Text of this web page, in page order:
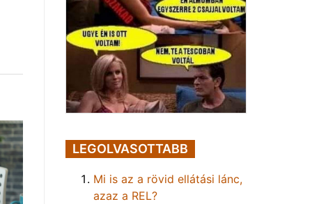
LEGOLVASOTTABB
Mi is az a rövid ellátási lánc,
azaz a REL?